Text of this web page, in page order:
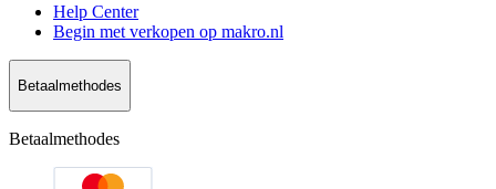
Help Center
Begin met verkopen op makro.nl
Betaalmethodes
Betaalmethodes